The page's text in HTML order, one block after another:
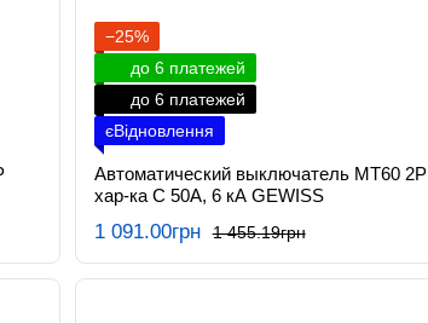
−25%
до 6 платежей
до 6 платежей
єВідновлення
Автоматический выключатель МТ60 2P
хар-ка C 50А, 6 кА GEWISS
1 455.19грн
1 091.00грн